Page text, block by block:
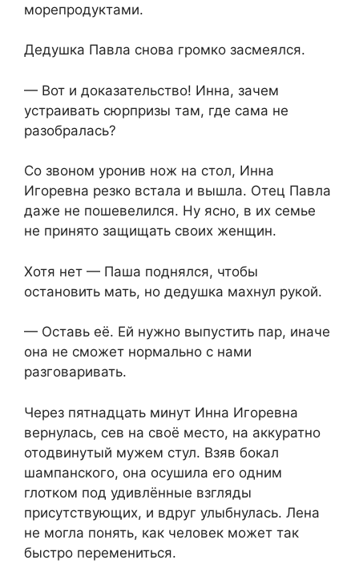
морепродуктами.
Дедушка Павла снова громко засмеялся.
— Вот и доказательство! Инна, зачем
устраивать сюрпризы там, где сама не
разобралась?
Со звоном уронив нож на стол, Инна
Игоревна резко встала и вышла. Отец Павла
даже не пошевелился. Ну ясно, в их семье
не принято защищать своих женщин.
Хотя нет — Паша поднялся, чтобы
остановить мать, но дедушка махнул рукой.
— Оставь её. Ей нужно выпустить пар, иначе
она не сможет нормально с нами
разговаривать.
Через пятнадцать минут Инна Игоревна
вернулась, сев на своё место, на аккуратно
отодвинутый мужем стул. Взяв бокал
шампанского, она осушила его одним
глотком под удивлённые взгляды
присутствующих, и вдруг улыбнулась. Лена
не могла понять, как человек может так
быстро перемениться.